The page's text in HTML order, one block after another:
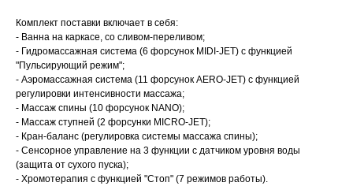
Комплект поставки включает в себя:
- Ванна на каркасе, со сливом-переливом;
- Гидромассажная система (6 форсунок MIDI-JET) с функцией
"Пульсирующий режим";
- Аэромассажная система (11 форсунок AERO-JET) с функцией
регулировки интенсивности массажа;
- Массаж спины (10 форсунок NANO);
- Массаж ступней (2 форсунки MICRO-JET);
- Кран-баланс (регулировка системы массажа спины);
- Сенсорное управление на 3 функции с датчиком уровня воды
(защита от сухого пуска);
- Хромотерапия с функцией "Стоп" (7 режимов работы).